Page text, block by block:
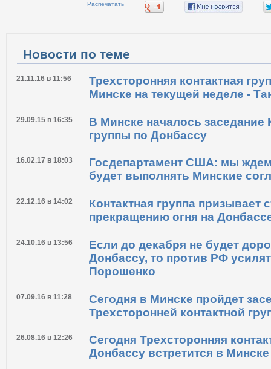
Распечатать
Новости по теме
21.11.16 в 11:56
Трехсторонняя контактная
Минске на текущей неделе -
29.09.15 в 16:35
В Минске началось заседание
группы по Донбассу
16.02.17 в 18:03
Госдепартамент США: мы
будет выполнять Минские
22.12.16 в 14:02
Контактная группа призывает
прекращению огня на
24.10.16 в 13:56
Если до декабря не будет
Донбассу, то против РФ
Порошенко
07.09.16 в 11:28
Сегодня в Минске пройдет
Трехсторонней контактной
26.08.16 в 12:26
Сегодня Трехсторонняя
Донбассу встретится в Минске